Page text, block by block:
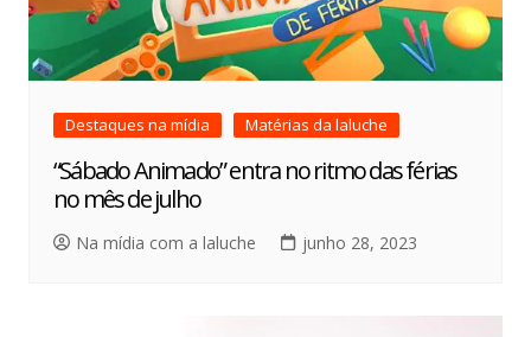
Destaques na mídia Matérias da laluche
“Sábado Animado” entra no ritmo das férias
no mês de julho
Na mídia com a laluche junho 28, 2023